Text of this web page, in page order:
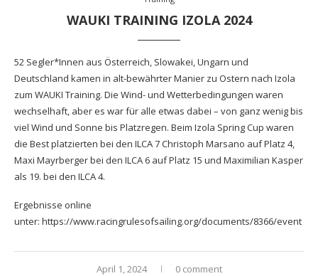
WAUKI TRAINING IZOLA 2024
52 Segler*Innen aus Österreich, Slowakei, Ungarn und
Deutschland kamen in alt-bewährter Manier zu Ostern nach Izola
zum WAUKI Training. Die Wind- und Wetterbedingungen waren
wechselhaft, aber es war für alle etwas dabei – von ganz wenig bis
viel Wind und Sonne bis Platzregen. Beim Izola Spring Cup waren
die Best platzierten bei den ILCA 7 Christoph Marsano auf Platz 4,
Maxi Mayrberger bei den ILCA 6 auf Platz 15 und Maximilian Kasper
als 19. bei den ILCA 4.
Ergebnisse online
unter: https://www.racingrulesofsailing.org/documents/8366/event
April 1, 2024 0 comment